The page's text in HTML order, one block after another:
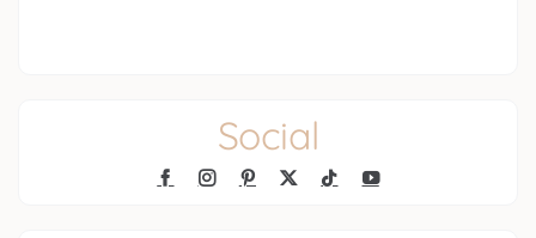
Social